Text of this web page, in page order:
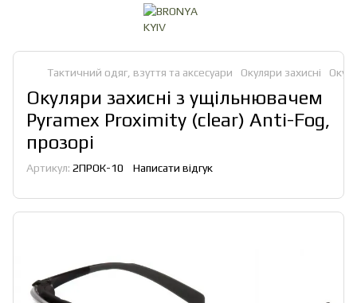
Тактичний одяг, взуття та аксесуари Окуляри захисні
Окуляри захисні з ущільнювачем
Pyramex Proximity (clear) Anti-Fog,
прозорі
Артикул: 2ПРОК-10 Написати відгук